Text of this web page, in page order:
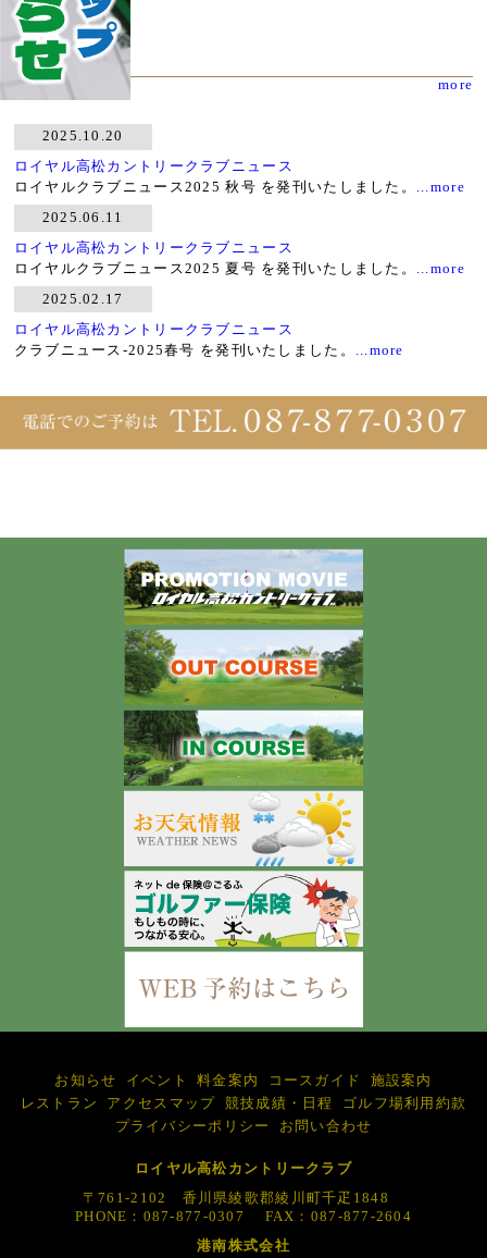
Events
イベント more
2025.10.20
ロイヤル高松カントリークラブニュース
ロイヤルクラブニュース2025 秋号 を発刊いたしました。 ...more
2025.06.11
ロイヤル高松カントリークラブニュース
ロイヤルクラブニュース2025 夏号 を発刊いたしました。 ...more
2025.02.17
ロイヤル高松カントリークラブニュース
クラブニュース-2025春号 を発刊いたしました。 ...more
お知らせ イベント 料金案内 コースガイド
施設案内
レストラン
アクセスマップ 競技成績・日程
ゴルフ場利用約款
プライバシーポリシー
お問い合わせ
ロイヤル高松カントリークラブ
〒761-2102 香川県綾歌郡綾川町千疋1848
PHONE：087-877-0307 FAX：087-877-2604
港南株式会社